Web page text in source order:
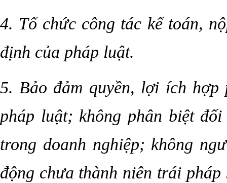
4. Tổ chức công tác kế toán,
định của pháp luật.
5. Bảo đảm quyền, lợi ích hợp
pháp luật; không phân biệt
trong doanh nghiệp; không
động chưa thành niên trái